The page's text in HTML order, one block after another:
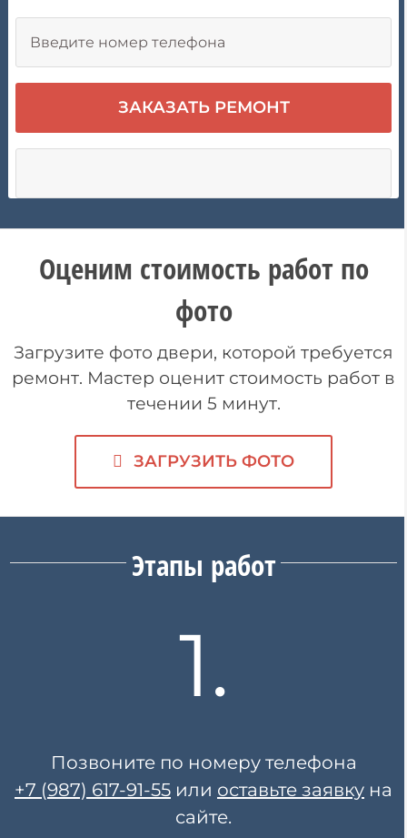
Оценим стоимость работ по
фото
Загрузите фото двери, которой требуется
ремонт. Мастер оценит стоимость работ в
течении 5 минут.
ЗАГРУЗИТЬ ФОТО
Этапы работ
1.
Позвоните по номеру телефона
+7 (987) 617-91-55 или оставьте заявку на
сайте.